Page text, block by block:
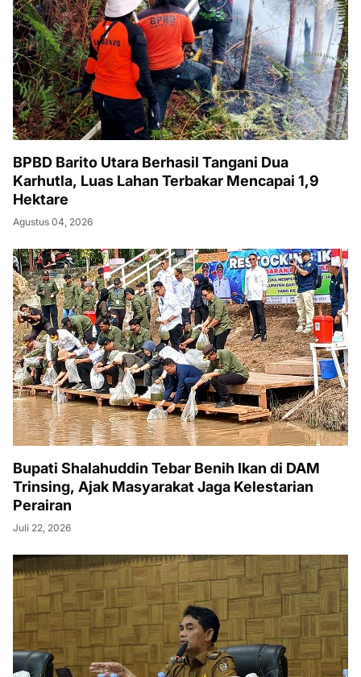
BPBD Barito Utara Berhasil Tangani Dua
Karhutla, Luas Lahan Terbakar Mencapai 1,9
Hektare
Agustus 04, 2026
Bupati Shalahuddin Tebar Benih Ikan di DAM
Trinsing, Ajak Masyarakat Jaga Kelestarian
Perairan
Juli 22, 2026